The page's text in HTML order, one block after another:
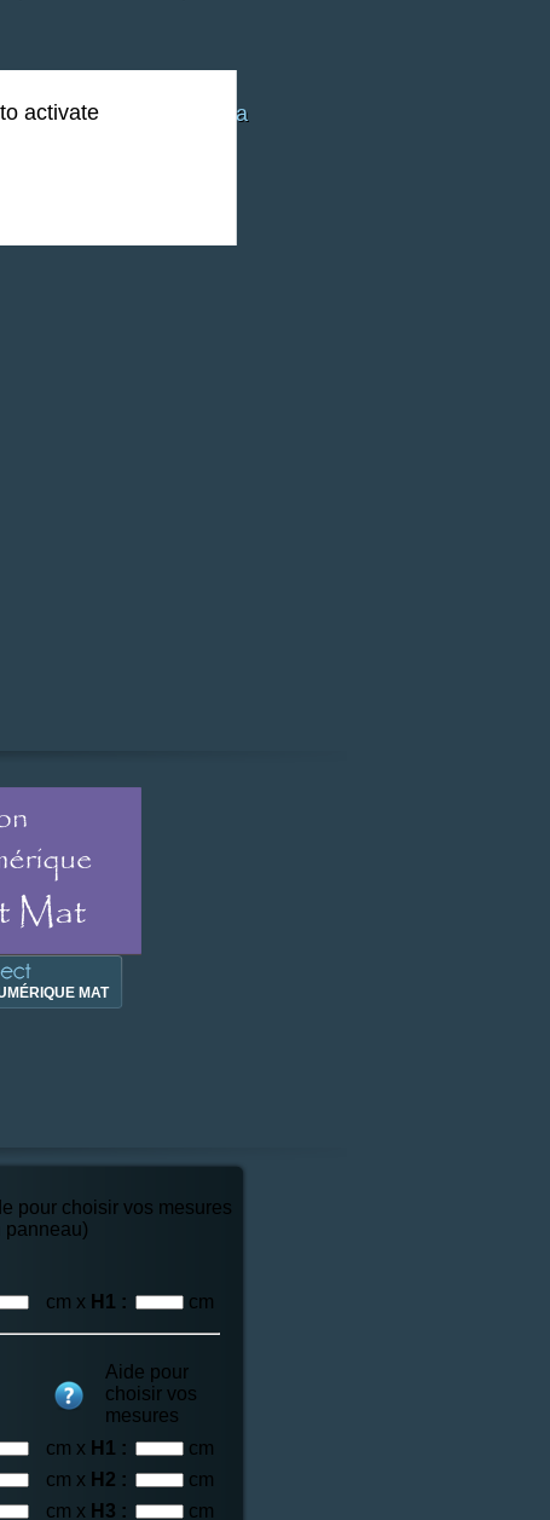
numérique sur la
MAT
pour choisir vos mesures
panneau)
cm x H1 : cm
Aide pour
choisir vos
mesures
cm x H1 :
cm
cm x H2 :
cm
cm x H3 : cm
activate